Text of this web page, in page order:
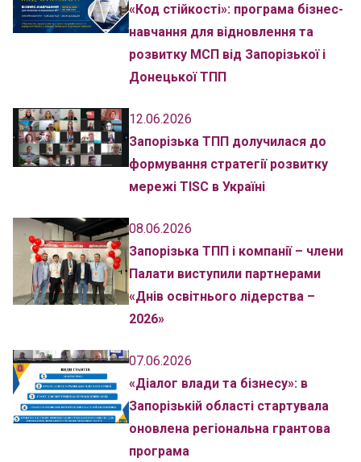
«Код стійкості»: програма бізнес-
навчання для відновлення та
розвитку МСП від Запорізької і
Донецької ТПП
12.06.2026
Запорізька ТПП долучилася до
формування стратегії розвитку
мережі TISC в Україні
08.06.2026
Запорізька ТПП і компанії – члени
Палати виступили партнерами
«Днів освітнього лідерства –
2026»
07.06.2026
«Діалог влади та бізнесу»: в
Запорізькій області стартувала
оновлена регіональна грантова
програма